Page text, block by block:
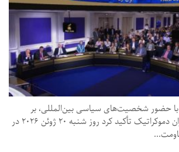
اجلاس ایران آزاد ۲۰۲۶ با حضور شخصیت‌های سیاسی بین‌المللی، بر
ضرورت گذار به یک ایران دموکراتیک تأکید کرد روز شنبه ۲۰ ژوئن ۲۰۲۶ در